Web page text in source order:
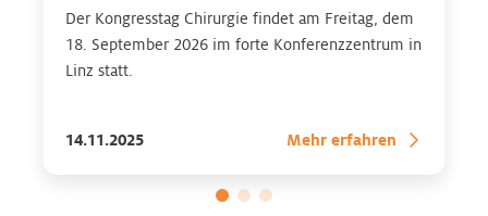
Der Kongresstag Chirurgie findet am Freitag, dem
18. September 2026 im forte Konferenzzentrum in
Linz statt.
14.11.2025 Mehr erfahren